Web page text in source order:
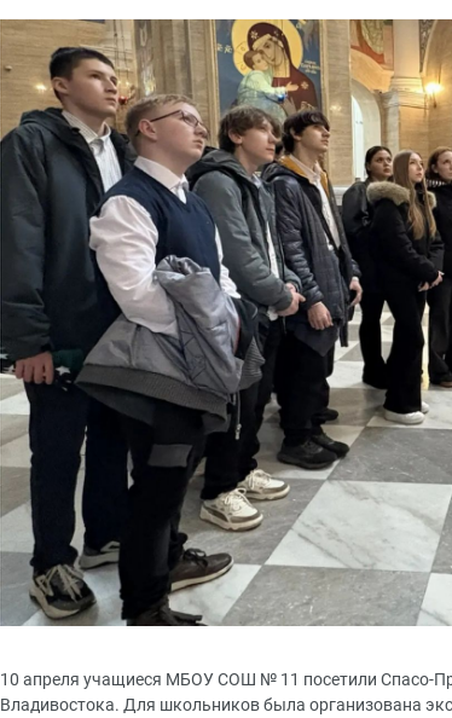
10 апреля учащиеся МБОУ СОШ № 11 посетили Спасо-
Владивостока. Для школьников была организована